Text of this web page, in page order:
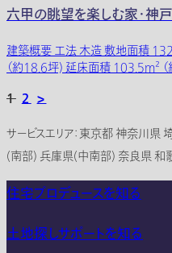
六甲の眺望を楽しむ家・神戸
建築概要 工法 木造 敷地面積
（約18.6坪) 延床面積 103.5m²
1 2 >
サービスエリア：東京都 神奈川
(南部) 兵庫県(中南部) 奈良県
住宅プロデュースを知る
土地探しサポートを知る